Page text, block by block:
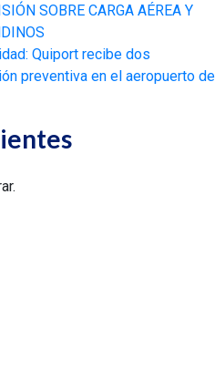
SOBRE CARGA AÉREA Y
Quiport recibe dos
preventiva en el aeropuerto de